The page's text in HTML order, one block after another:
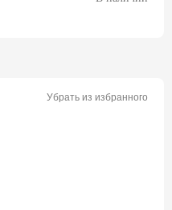
Убрать из избранного